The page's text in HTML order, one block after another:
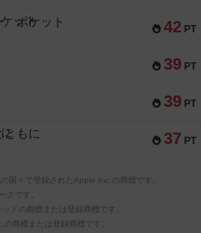
42 PT
ポケット
39 PT
39 PT
37 PT
ともに
国々で登録されたApple Inc.の商標です。
クです。
ドの商標または登録商標です。
商標または登録商標です。